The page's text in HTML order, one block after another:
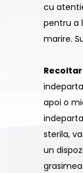
cu
pentru a
marire.
apoi o
sterila,
un